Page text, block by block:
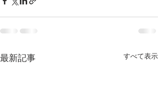
最新記事 すべて表示